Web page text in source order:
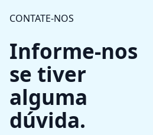
CONTATE-NOS
Informe-nos
se tiver
alguma
dúvida.